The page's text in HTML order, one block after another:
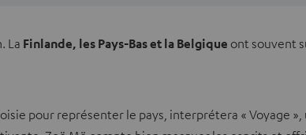
La Finlande, les Pays-Bas et la Belgique ont souvent
pour représenter le pays, interprétera « Voyage